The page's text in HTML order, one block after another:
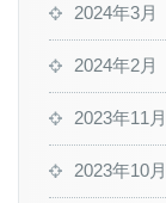
2024年3月
2024年2月
2023年11月
2023年10月